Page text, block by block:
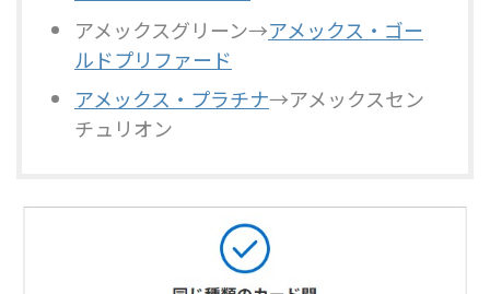
アメックスグリーン→アメックス・ゴー
ルドプリファード
アメックス・プラチナ→アメックスセン
チュリオン